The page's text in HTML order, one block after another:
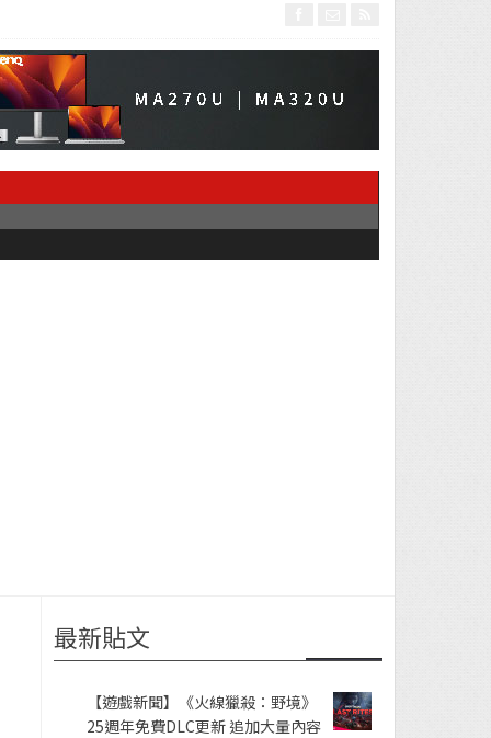
最新貼文
【遊戲新聞】《火線獵殺：野境》
25週年免費DLC更新 追加大量內容